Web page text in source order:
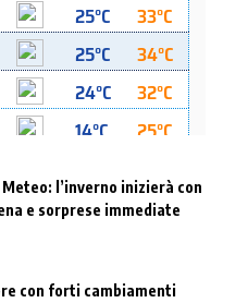
l’inverno inizierà con
e sorprese immediate
con forti cambiamenti